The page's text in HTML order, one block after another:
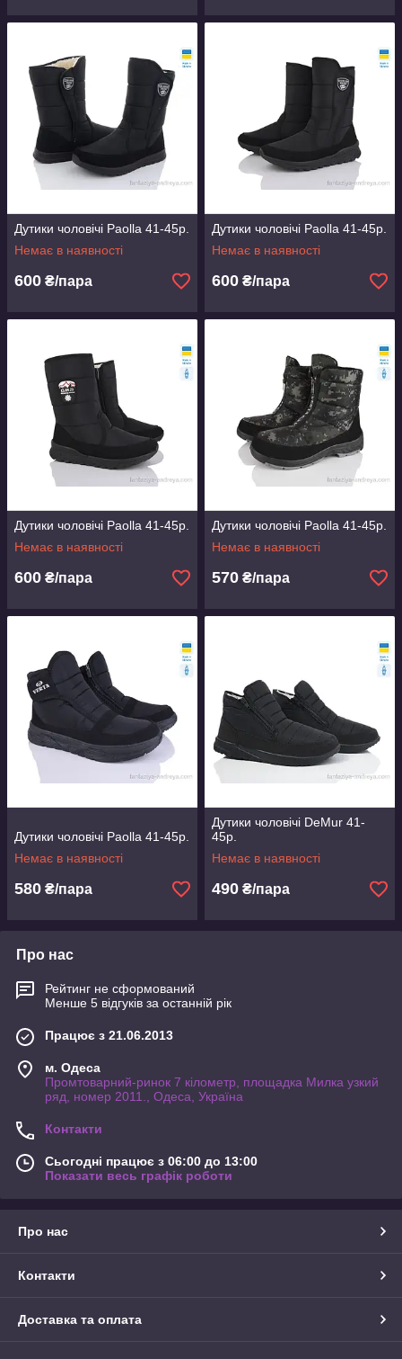
Дутики чоловічі Paolla 41-45р.
Немає в наявності
600 ₴/пара
Дутики чоловічі Paolla 41-45р.
Немає в наявності
600 ₴/пара
Дутики чоловічі Paolla 41-45р.
Немає в наявності
600 ₴/пара
Дутики чоловічі Paolla 41-45р.
Немає в наявності
570 ₴/пара
Дутики чоловічі Paolla 41-45р.
Немає в наявності
580 ₴/пара
Дутики чоловічі DeMur 41-
45р.
Немає в наявності
490 ₴/пара
Про нас
Рейтинг не сформований
Менше 5 відгуків за останній рік
Працює з 21.06.2013
м. Одеса
Промтоварний-ринок 7 кілометр, площадка Милка узкий
ряд, номер 2011., Одеса, Україна
Контакти
Сьогодні працює з 06:00 до 13:00
Показати весь графік роботи
Про нас
Контакти
Доставка та оплата